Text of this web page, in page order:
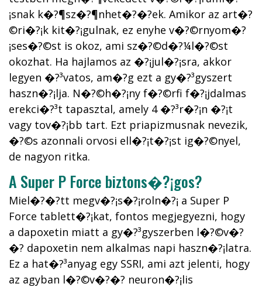
¡snak k�?¶sz�?¶nhet�?�?ek. Amikor az art�?
©ri�?¡k kit�?¡gulnak, ez enyhe v�?©rnyom�?
¡ses�?©st is okoz, ami sz�?©d�?¼l�?©st
okozhat. Ha hajlamos az �?¡jul�?¡sra, akkor
legyen �?³vatos, am�?­g ezt a gy�?³gyszert
haszn�?¡lja. N�?©h�?¡ny f�?©rfi f�?¡jdalmas
erekci�?³t tapasztal, amely 4 �?³r�?¡n �?¡t
vagy tov�?¡bb tart. Ezt priapizmusnak nevezik,
�?©s azonnali orvosi ell�?¡t�?¡st ig�?©nyel,
de nagyon ritka.
A Super P Force biztons�?¡gos?
Miel�?�?tt megv�?¡s�?¡roln�?¡ a Super P
Force tablett�?¡kat, fontos megjegyezni, hogy
a dapoxetin miatt a gy�?³gyszerben l�?©v�?
�? dapoxetin nem alkalmas napi haszn�?¡latra.
Ez a hat�?³anyag egy SSRI, ami azt jelenti, hogy
az agyban l�?©v�?�? neuron�?¡lis